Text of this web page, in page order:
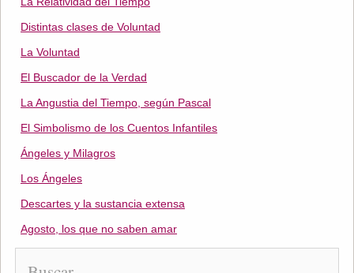
Distintas clases de Voluntad
La Voluntad
El Buscador de la Verdad
La Angustia del Tiempo, según Pascal
El Simbolismo de los Cuentos Infantiles
Ángeles y Milagros
Los Ángeles
Descartes y la sustancia extensa
Agosto, los que no saben amar